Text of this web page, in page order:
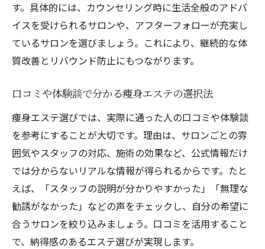
す。具体的には、カウンセリング時に生活全般のアドバ
イスを受けられるサロンや、アフターフォローが充実し
ているサロンを選びましょう。これにより、継続的な体
質改善とリバウンド防止にもつながります。
口コミや体験談で分かる痩身エステの選択法
痩身エステ選びでは、実際に通った人の口コミや体験談
を参考にすることが大切です。理由は、サロンごとの雰
囲気やスタッフの対応、施術の効果など、公式情報だけ
では分からないリアルな情報が得られるからです。たと
えば、「スタッフの説明が分かりやすかった」「無理な
勧誘がなかった」などの声をチェックし、自分の希望に
合うサロンを絞り込みましょう。口コミを活用すること
で、納得感のあるエステ選びが実現します。